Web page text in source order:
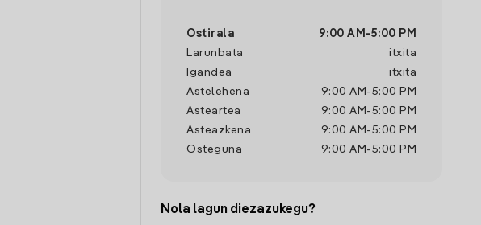
Ostirala 9:00 AM -5:00 PM
Larunbata
itxita
Igandea
itxita
Astelehena
9:00 AM -5:00 PM
Asteartea
9:00 AM -5:00 PM
Asteazkena
9:00 AM -5:00 PM
Osteguna
9:00 AM -5:00 PM
Nola lagun diezazukegu?